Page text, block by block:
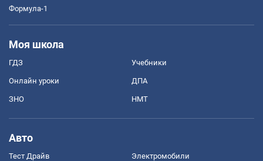
Формула-1
Моя школа
ГДЗ Учебники
Онлайн уроки ДПА
ЗНО НМТ
Авто
Тест Драйв Электромобили